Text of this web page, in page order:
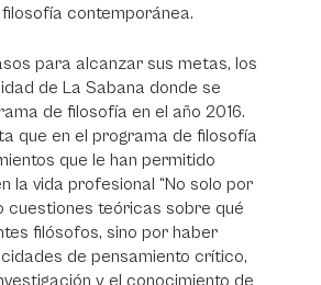
contemporánea.
para alcanzar sus metas, los
de La Sabana donde se
de filosofía en el año 2016.
que en el programa de filosofía
que le han permitido
la vida profesional “No solo por
cuestiones teóricas sobre qué
filósofos, sino por haber
de pensamiento crítico,
y el conocimiento de